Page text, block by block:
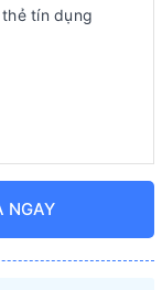
tín dụng
NGAY